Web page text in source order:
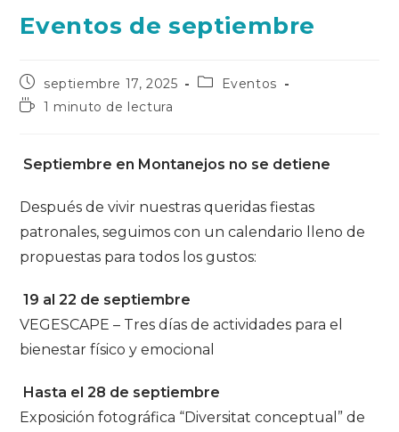
Eventos de septiembre
Publicación
de
la
septiembre 17, 2025
Categoría
Eventos
Tiempo1 minuto de lectura
Septiembre en Montanejos no se detiene
Después de vivir nuestras queridas fiestas
patronales, seguimos con un calendario lleno de
propuestas para todos los gustos:
19 al 22 de septiembre
VEGESCAPE – Tres días de actividades para el
bienestar físico y emocional
Hasta el 28 de septiembre
Exposición fotográfica “Diversitat conceptual” de